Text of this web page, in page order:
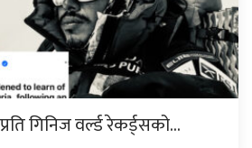
गिनिज वर्ल्ड रेकर्ड्सको…